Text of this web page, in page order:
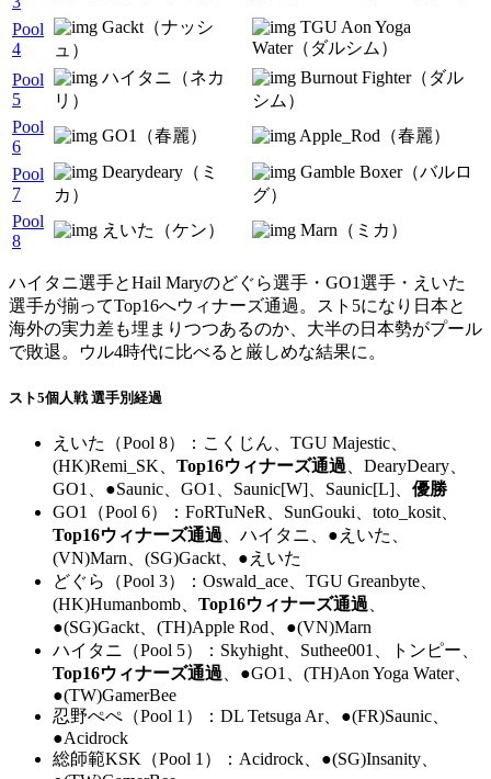
Pool
4
Gackt（ナッシ
ュ）
TGU Aon Yoga
Water（ダルシム）
Pool
5
ハイタニ（ネカ
リ）
Burnout Fighter（ダル
シム）
Pool
6
GO1（春麗） Apple_Rod（春麗）
Pool
7
Dearydeary（ミ
カ）
Gamble Boxer（バルロ
グ）
Pool
8
えいた（ケン） Marn（ミカ）
ハイタニ選手とHail Maryのどぐら選手・GO1選手・えいた
選手が揃ってTop16へウィナーズ通過。スト5になり日本と
海外の実力差も埋まりつつあるのか、大半の日本勢がプール
で敗退。ウル4時代に比べると厳しめな結果に。
スト5個人戦 選手別経過
えいた（Pool 8）：こくじん、TGU Majestic、
(HK)Remi_SK、 Top16ウィナーズ通過 、DearyDeary、
GO1、●Saunic、GO1、Saunic[W]、Saunic[L]、 優勝
GO1（Pool 6）：FoRTuNeR、SunGouki、toto_kosit、
Top16ウィナーズ通過 、ハイタニ、●えいた、
(VN)Marn、(SG)Gackt、●えいた
どぐら（Pool 3）：Oswald_ace、TGU Greanbyte、
(HK)Humanbomb、 Top16ウィナーズ通過
●(SG)Gackt、(TH)Apple Rod、●(VN)Marn
ハイタニ（Pool 5）：Skyhight、Suthee001、トンピー、
Top16ウィナーズ通過 、●GO1、(TH)Aon Yoga Water、
●(TW)GamerBee
忍野ぺぺ（Pool 1）：DL Tetsuga Ar、●(FR)Saunic、
●Acidrock
総師範KSK（Pool 1）：Acidrock、●(SG)Insanity、